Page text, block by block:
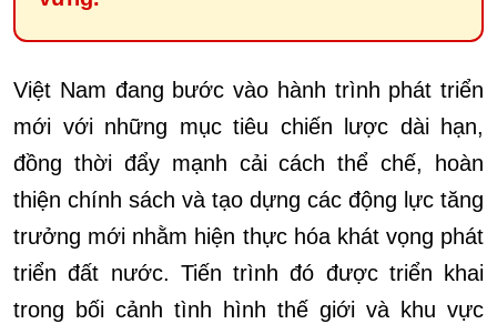
Việt Nam đang bước vào hành trình phát triển
mới với những mục tiêu chiến lược dài hạn,
đồng thời đẩy mạnh cải cách thể chế, hoàn
thiện chính sách và tạo dựng các động lực tăng
trưởng mới nhằm hiện thực hóa khát vọng phát
triển đất nước. Tiến trình đó được triển khai
trong bối cảnh tình hình thế giới và khu vực